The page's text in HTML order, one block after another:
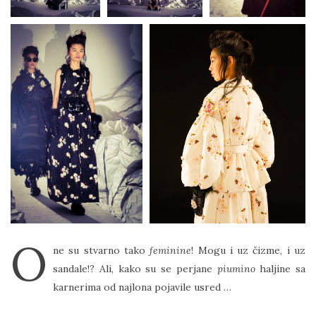
O ne su stvarno takofeminine! Mogu i uz čizme, i uz
sandale!? Ali, kako su se perjane piuminohaljine sa
karnerima od najlona pojavile usred …